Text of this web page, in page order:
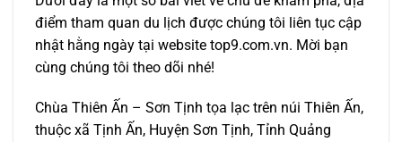
điểm tham quan du lịch được chúng tôi liên tục cập
nhật hằng ngày tại website top9.com.vn. Mời bạn
cùng chúng tôi theo dõi nhé!
Chùa Thiên Ấn – Sơn Tịnh tọa lạc trên núi Thiên Ấn,
thuộc xã Tịnh Ấn, Huyện Sơn Tịnh, Tỉnh Quảng